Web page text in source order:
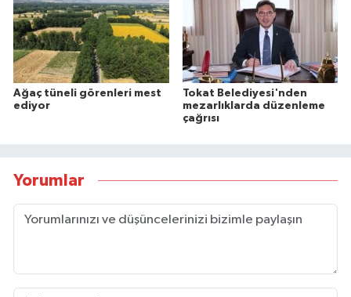
Ağaç tüneli görenleri mest
ediyor
Tokat Belediyesi'nden
mezarlıklarda düzenleme
çağrısı
Yorumlar